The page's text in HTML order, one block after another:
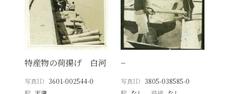
特産物の荷揚げ 白河
写真ID 3601-002544-0
−
写真ID 3805-038585-0